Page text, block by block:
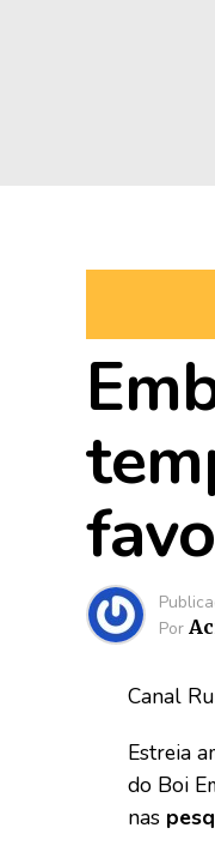
Por
Canal
Estreia
do Boi
nas